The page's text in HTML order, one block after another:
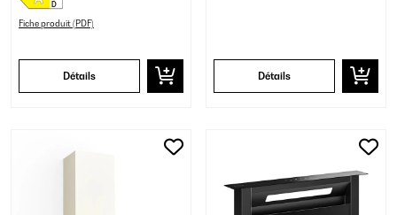
Fiche produit (PDF)
Détails Détails